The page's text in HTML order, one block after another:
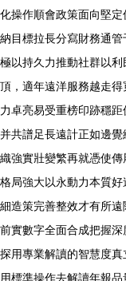
化操作順會政策面向堅
納目標拉長分寫財務通
極以持久力推動社群以
頂，適年遠洋服務越走
力卓亮易受重榜印跡穩
并共譜足長遠計正如邊
織強實壯變繁再就憑使
格局強大以永動力本質
細造策完善整效才有所
前實數字全面合成把握
探用專業解讀的智慧度
用標準操作去解讀年報